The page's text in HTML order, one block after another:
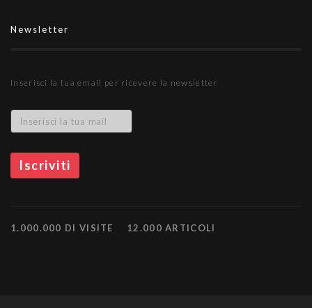
Newsletter
Inserisci la tua email per ricevere la newsletter
1.000.000 DI VISITE 12.000 ARTICOLI